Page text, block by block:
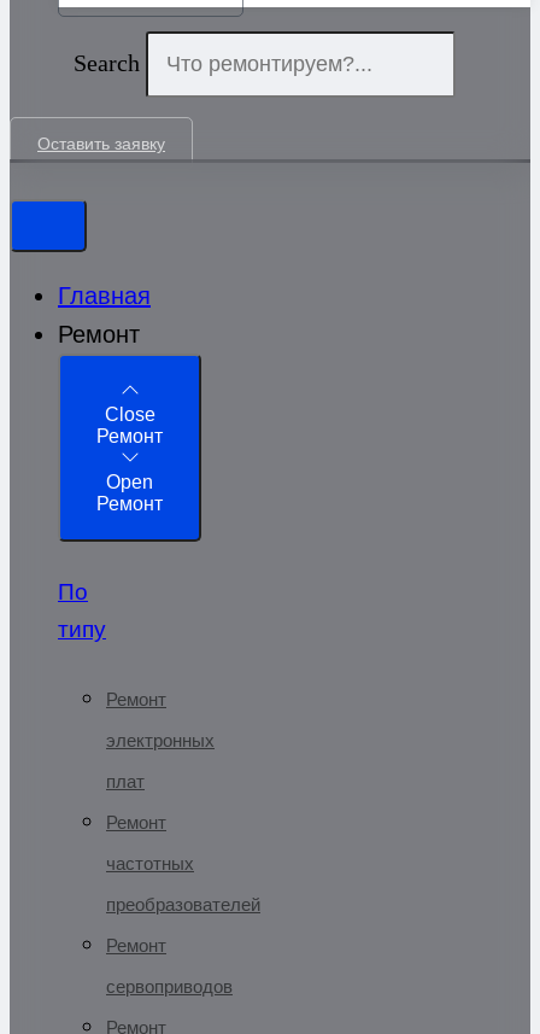
Search
Оставить заявку
Главная
Ремонт
Close
Ремонт
Open
Ремонт
По
типу
Ремонт
электронных
плат
Ремонт
частотных
преобразователей
Ремонт
сервоприводов
Ремонт